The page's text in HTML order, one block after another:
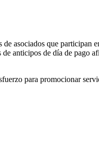
asociados que participan
anticipos de día de pago
para promocionar